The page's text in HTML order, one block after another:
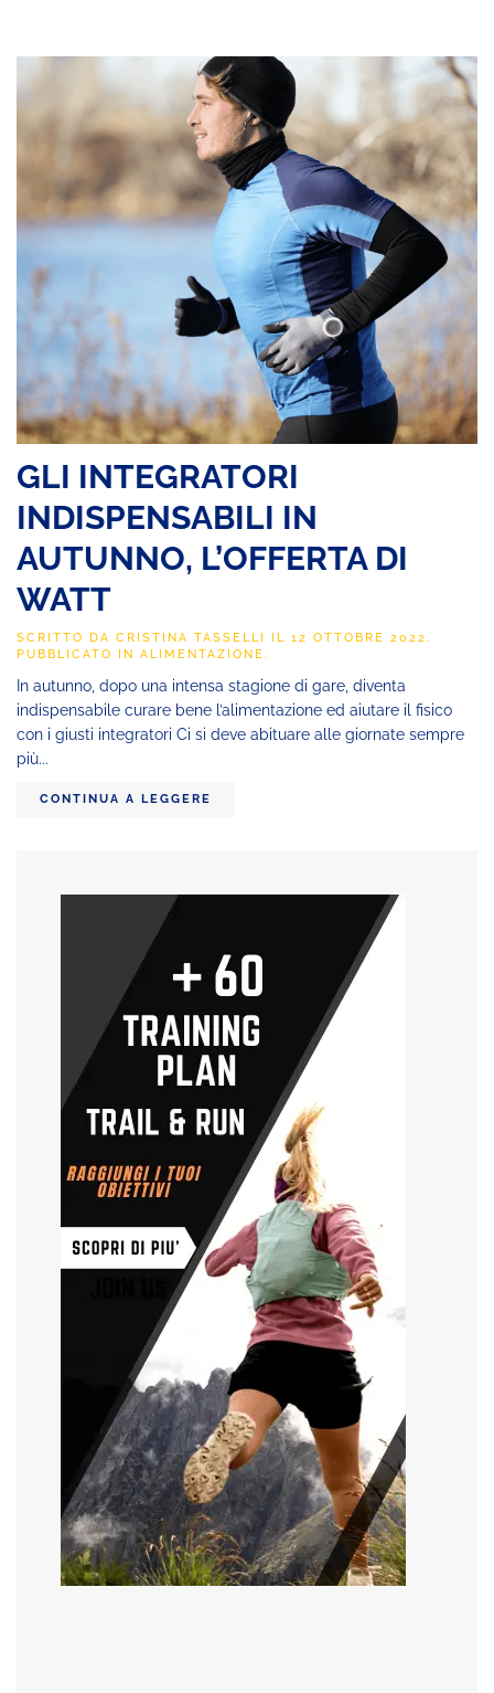
GLI INTEGRATORI
INDISPENSABILI IN
AUTUNNO, L’OFFERTA DI
WATT
SCRITTO DA CRISTINA TASSELLI IL 12 OTTOBRE 2022.
PUBBLICATO IN ALIMENTAZIONE.
In autunno, dopo una intensa stagione di gare, diventa
indispensabile curare bene l’alimentazione ed aiutare il fisico
con i giusti integratori Ci si deve abituare alle giornate sempre
più...
CONTINUA A LEGGERE